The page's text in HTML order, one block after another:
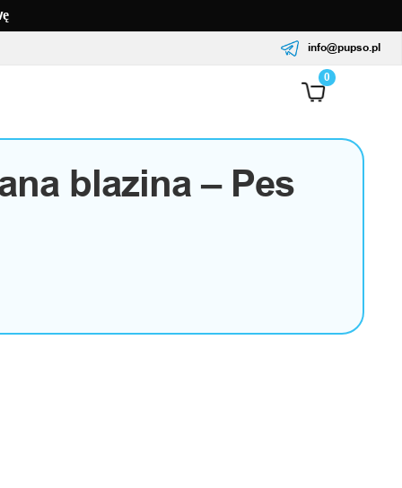
info@pupso.pl
0
blazina – Pes